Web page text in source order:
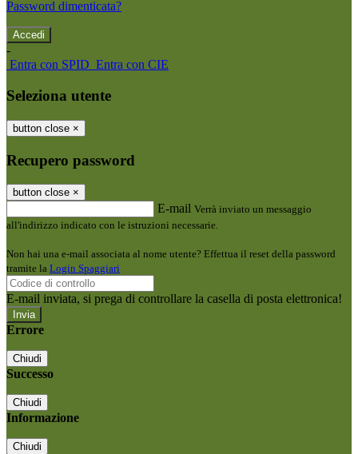
Password dimenticata?
-
Entra con SPID Entra con CIE
Seleziona utente
button close ×
Recupero password
button close ×
E-mail Verrà inviato un messaggio
all'indirizzo indicato con le istruzioni necessarie.
Non hai una e-mail associata al nome utente? Effettua il reset della password
tramite la Login Spaggiari
E-mail inviata, si prega di controllare la casella di posta elettronica!
Errore
Chiudi
Successo
Chiudi
Informazione
Chiudi